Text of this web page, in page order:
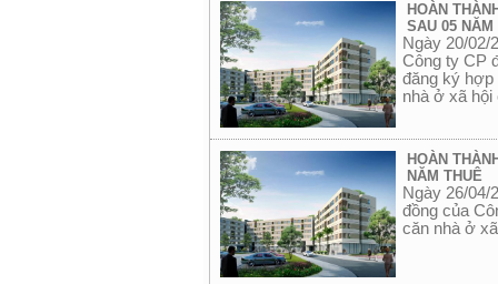
HOÀN
SAU 05 NĂM
Ngày 20/02/
Công ty CP
đăng ký hợp
nhà ở xã hội
HOÀN
NĂM THUÊ
Ngày 26/04/
đồng của
căn nhà ở